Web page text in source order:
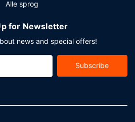
Alle sprog
for Newsletter
news and special offers!
Subscribe